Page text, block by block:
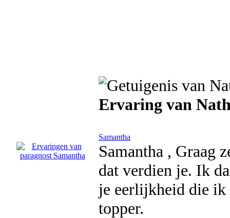
Ervaring van
Samantha
Samantha , Graag
dat verdien je. Ik
je eerlijkheid die ik
topper.